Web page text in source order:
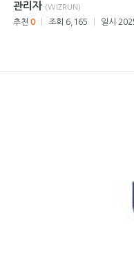
관리자 (WIZRUN)
추천0 조회 6,165 일시